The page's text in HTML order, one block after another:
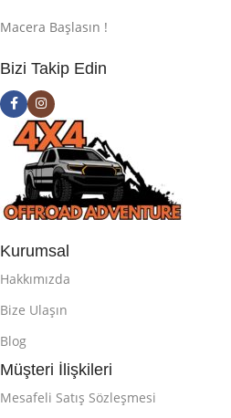
Macera Başlasın !
Bizi Takip Edin
Kurumsal
Hakkımızda
Bize Ulaşın
Blog
Müşteri İlişkileri
Mesafeli Satış Sözleşmesi